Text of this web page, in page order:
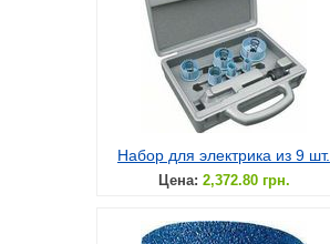
Набор для электрика из 9 шт.
Цена: 2,372.80 грн.